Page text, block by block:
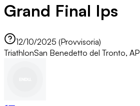
Grand Final Ips
12/10/2025 (Provvisoria)
TriathlonSan Benedetto del Tronto, AP